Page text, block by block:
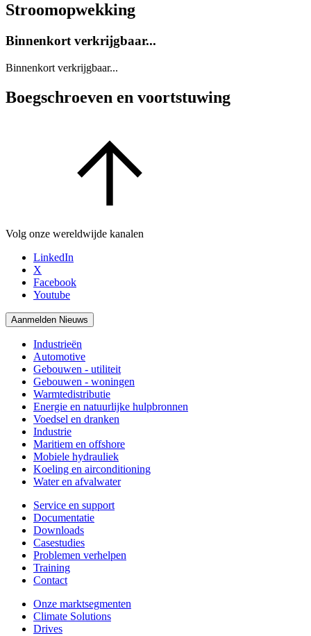
Stroomopwekking
Binnenkort verkrijgbaar...
Binnenkort verkrijgbaar...
Boegschroeven en voortstuwing
Volg onze wereldwijde kanalen
LinkedIn
X
Facebook
Youtube
Aanmelden Nieuws
Industrieën
Automotive
Gebouwen - utiliteit
Gebouwen - woningen
Warmtedistributie
Energie en natuurlijke hulpbronnen
Voedsel en dranken
Industrie
Maritiem en offshore
Mobiele hydrauliek
Koeling en airconditioning
Water en afvalwater
Service en support
Documentatie
Downloads
Casestudies
Problemen verhelpen
Training
Contact
Onze marktsegmenten
Climate Solutions
Drives